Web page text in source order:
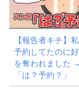
【報告者キチ】
予約してたのに
を奪われました
「は？予約？」